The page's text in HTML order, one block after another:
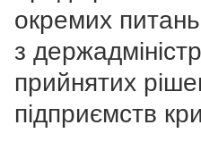
окремих
з
прийнятих
підприємств